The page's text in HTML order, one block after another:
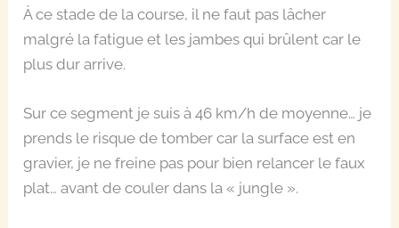
À ce stade de la course, il ne faut pas lâcher
malgré la fatigue et les jambes qui brûlent car le
plus dur arrive.
Sur ce segment je suis à 46 km/h de moyenne… je
prends le risque de tomber car la surface est en
gravier, je ne freine pas pour bien relancer le faux
plat… avant de couler dans la « jungle ».